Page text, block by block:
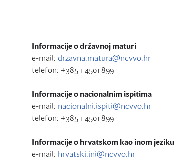
Informacije o državnoj maturi
e-mail: drzavna.matura@ncvvo.hr
telefon: +385 1 4501 899
Informacije o nacionalnim ispitima
e-mail: nacionalni.ispiti@ncvvo.hr
telefon: +385 1 4501 899
Informacije o hrvatskom kao inom jeziku
e-mail: hrvatski.ini@ncvvo.hr